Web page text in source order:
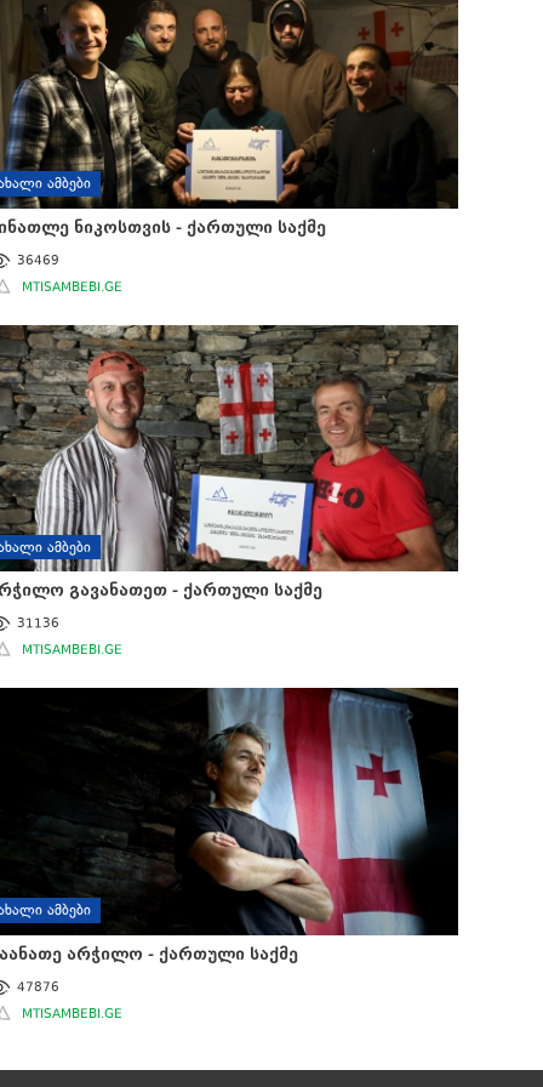
ᲐᲛᲑᲔᲑᲘ
ნიკოსთვის - ქართული საქმე
36469
MTISAMBEBI.GE
ᲐᲛᲑᲔᲑᲘ
გავანათეთ - ქართული საქმე
31136
MTISAMBEBI.GE
ᲐᲛᲑᲔᲑᲘ
არჭილო - ქართული საქმე
47876
MTISAMBEBI.GE